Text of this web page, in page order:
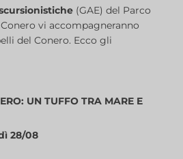
(GAE) del Parco
vi accompagneranno
del Conero. Ecco gli
UN TUFFO TRA MARE E
28/08